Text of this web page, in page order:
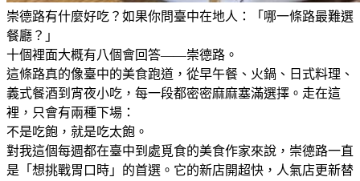
崇德路有什麼好吃？如果你問臺中在地人：「哪一條路最難選
餐廳？」
十個裡面大概有八個會回答——崇德路。
這條路真的像臺中的美食跑道，從早午餐、火鍋、日式料理、
義式餐酒到宵夜小吃，每一段都密密麻麻塞滿選擇。走在這
裡，只會有兩種下場：
不是吃飽，就是吃太飽。
對我這個每週都在臺中到處覓食的美食作家來說，崇德路一直
是「想挑戰胃口時」的首選。它的新店開超快，人氣店更新替